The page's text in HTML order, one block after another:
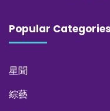
Popular Categories
星聞
綜藝